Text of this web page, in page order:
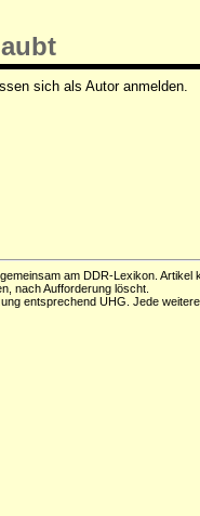
sich als Autor anmelden.
am DDR-Lexikon.
nach Aufforderung löscht.
entsprechend UHG. Jede